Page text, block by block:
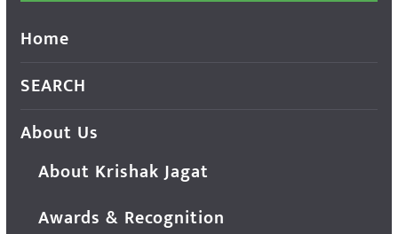
Home
SEARCH
About Us
About Krishak Jagat
Awards & Recognition